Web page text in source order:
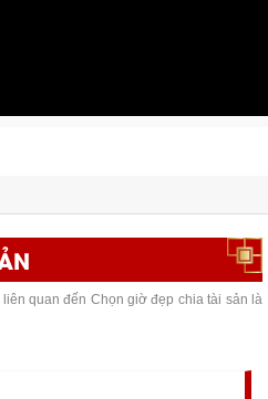
quan đến Chọn giờ đẹp chia tài sản là